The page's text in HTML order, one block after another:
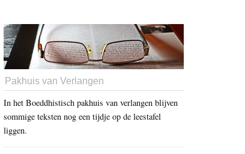
Pakhuis van Verlangen
In het Boeddhistisch pakhuis van verlangen blijven
sommige teksten nog een tijdje op de leestafel
liggen.